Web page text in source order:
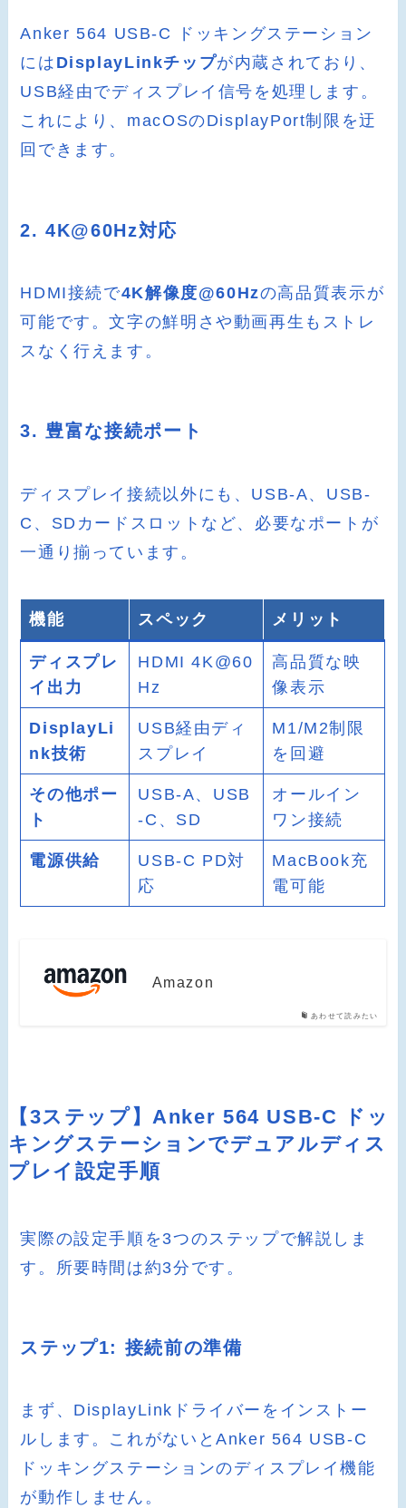
Anker 564 USB-C ドッキングステーション
には DisplayLinkチップが内蔵されており、
USB経由でディスプレイ信号を処理します。
これにより、macOSのDisplayPort制限を迂
回できます。
2. 4K@60Hz対応
HDMI接続で4K解像度@60Hzの高品質表示が
可能です。文字の鮮明さや動画再生もストレ
スなく行えます。
3. 豊富な接続ポート
ディスプレイ接続以外にも、USB-A、USB-
C、SDカードスロットなど、必要なポートが
一通り揃っています。
機能 スペック メリット
ディスプレ
イ出力
HDMI 4K@60
Hz
高品質な映
像表示
DisplayLi
nk技術
USB経由ディ
スプレイ
M1/M2制限
を回避
その他ポー
ト
USB-A、USB
-C、SD
オールイン
ワン接続
電源供給
USB-C PD対
応
MacBook充
電可能
あわせて読みたい
Amazon
【3ステップ】Anker 564 USB-C ドッ
キングステーションでデュアルディス
プレイ設定手順
実際の設定手順を3つのステップで解説しま
す。所要時間は約3分です。
ステップ1: 接続前の準備
まず、DisplayLinkドライバーをインストー
ルします。これがないとAnker 564 USB-C
ドッキングステーションのディスプレイ機能
が動作しません。